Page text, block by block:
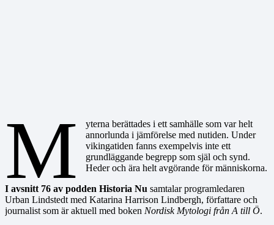
M
yterna berättades i ett samhälle som var helt
annorlunda i jämförelse med nutiden. Under
vikingatiden fanns exempelvis inte ett
grundläggande begrepp som själ och synd.
Heder och ära helt avgörande för människorna.
I avsnitt 76 av podden Historia Nu samtalar programledaren
Urban Lindstedt med Katarina Harrison Lindbergh, författare och
journalist som är aktuell med boken Nordisk Mytologi från A till Ö.